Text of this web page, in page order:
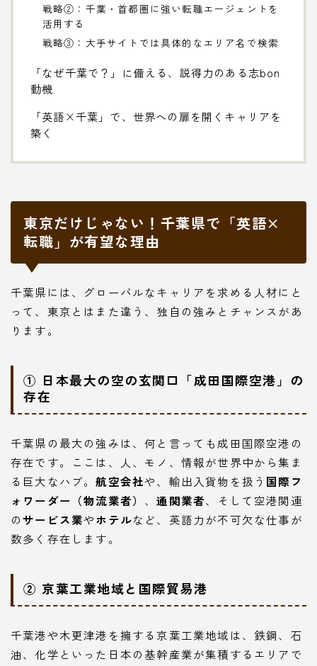
戦略②：千葉・首都圏に強い転職エージェントを
活用する
戦略③：大手サイトでは具体的なエリア名で検索
「なぜ千葉で？」に備える、説得力のある志bon
動機
「英語×千葉」で、世界への扉を開くキャリアを
築く
東京だけじゃない！千葉県で「英語×
転職」が有望な理由
千葉県には、グローバルなキャリアを求める人材にと
って、東京とはまた違う、独自の強みとチャンスがあ
ります。
① 日本最大の空の玄関口「成田国際空港」の
存在
千葉県の最大の強みは、何と言っても成田国際空港の
存在です。ここは、人、モノ、情報が世界中から集ま
る巨大なハブ。航空会社や、輸出入貨物を扱う 国際フ
ォワーダー（物流業者） 、通関業者、そして空港関連
のサービス業やホテルなど、英語力が不可欠な仕事が
数多く存在します。
② 京葉工業地域と国際貿易港
千葉港や木更津港を擁する京葉工業地域は、鉄鋼、石
油、化学といった日本の基幹産業が集積するエリアで